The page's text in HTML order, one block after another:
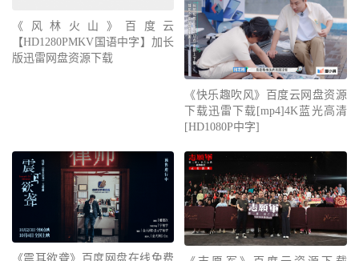
《风林火山》百度云
【HD1280PMKV国语中字】加长
版迅雷网盘资源下载
《快乐趣吹风》百度云网盘资源
下载迅雷下载[mp4]4K蓝光高清
[HD1080P中字]
《震耳欲聋》百度网盘在线免费